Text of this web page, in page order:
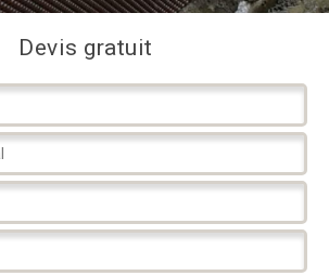
Devis gratuit